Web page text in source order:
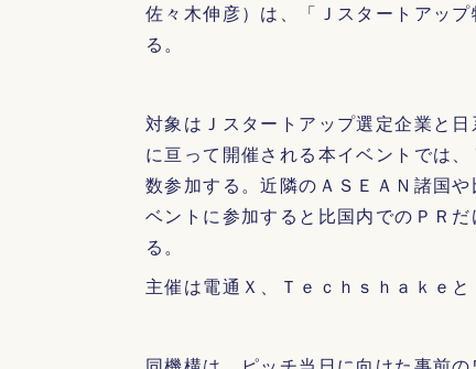
佐々木伸彦）は、「Ｊスタートアッ
る。
対象はＪスタートアップ選定企業と
に亘って開催される本イベントでは
数参加する。近隣のＡＳＥＡＮ諸国
ベントに参加すると比国内でのＰＲ
る。
主催は電通Ｘ、Ｔｅｃｈｓｈａｋｅと